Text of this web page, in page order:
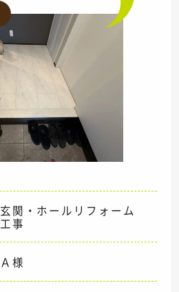
玄関・ホールリフォーム
工事
Ａ様